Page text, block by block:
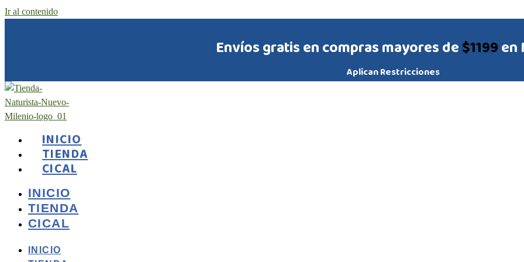
Ir al contenido
Envíos gratis en compras mayores de$1199en
Aplican Restricciones
INICIO
TIENDA
CICAL
INICIO
TIENDA
CICAL
INICIO